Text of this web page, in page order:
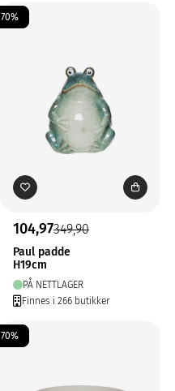
70%
104,97349,90
Paul padde
H19cm
PÅ NETTLAGER
Finnes i 266 butikker
70%